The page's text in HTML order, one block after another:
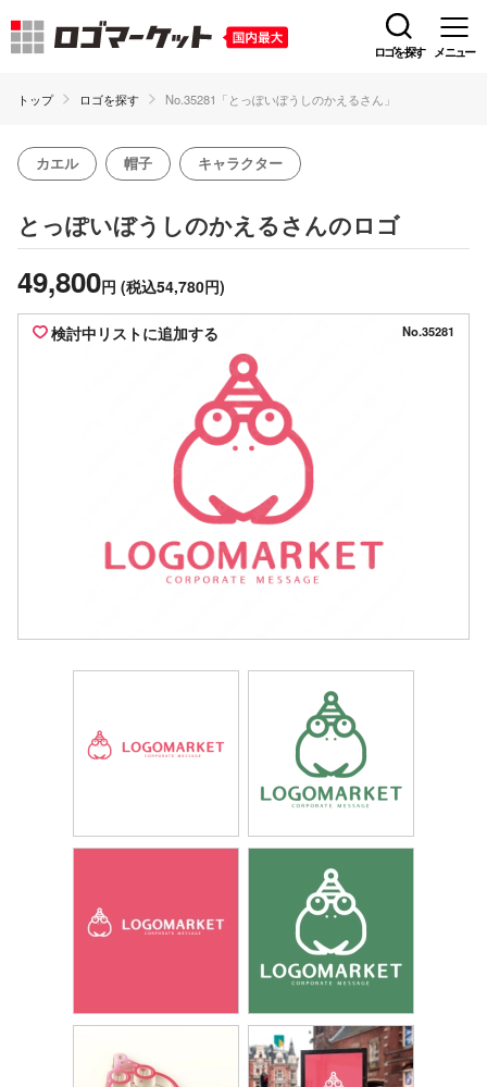
ロゴを探す メニュー
トップ ロゴを探す No.35281「とっぽいぼうしのかえるさん」
カエル 帽子 キャラクター
とっぽいぼうしのかえるさんのロゴ
49,800円 (税込54,780円)
検討中リストに追加する No.35281